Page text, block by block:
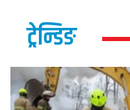
ट्रेन्डिङ